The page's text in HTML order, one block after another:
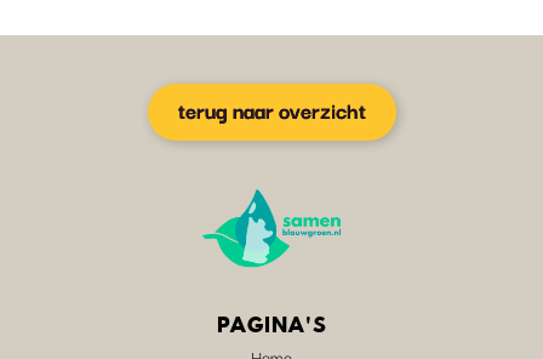
terug naar overzicht
PAGINA'S